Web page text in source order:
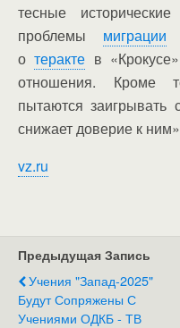
тесные
проблемы миграции
отеракте в
отношения. Кроме
пытаются
снижает доверие к
vz.ru
Предыдущая Запись
Учения "Запад-2025"
Будут Сопряжены С
Учениями ОДКБ - ТВ